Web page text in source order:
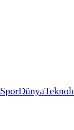
SporDünya